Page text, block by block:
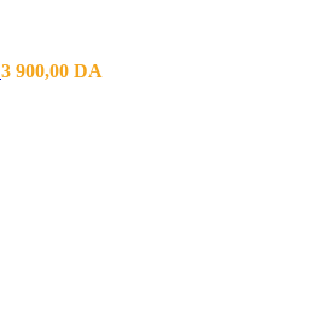
3 900,00 DA